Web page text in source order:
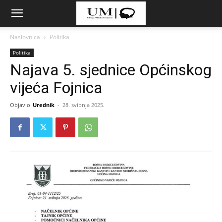
Naslovnica Politika
Politika
Najava 5. sjednice Općinskog
vijeća Fojnica
Objavio Urednik - 28. svibnja 2025.